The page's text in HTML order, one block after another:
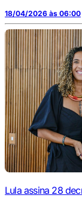
18/04/2026 às 06:00
Lula assina 28